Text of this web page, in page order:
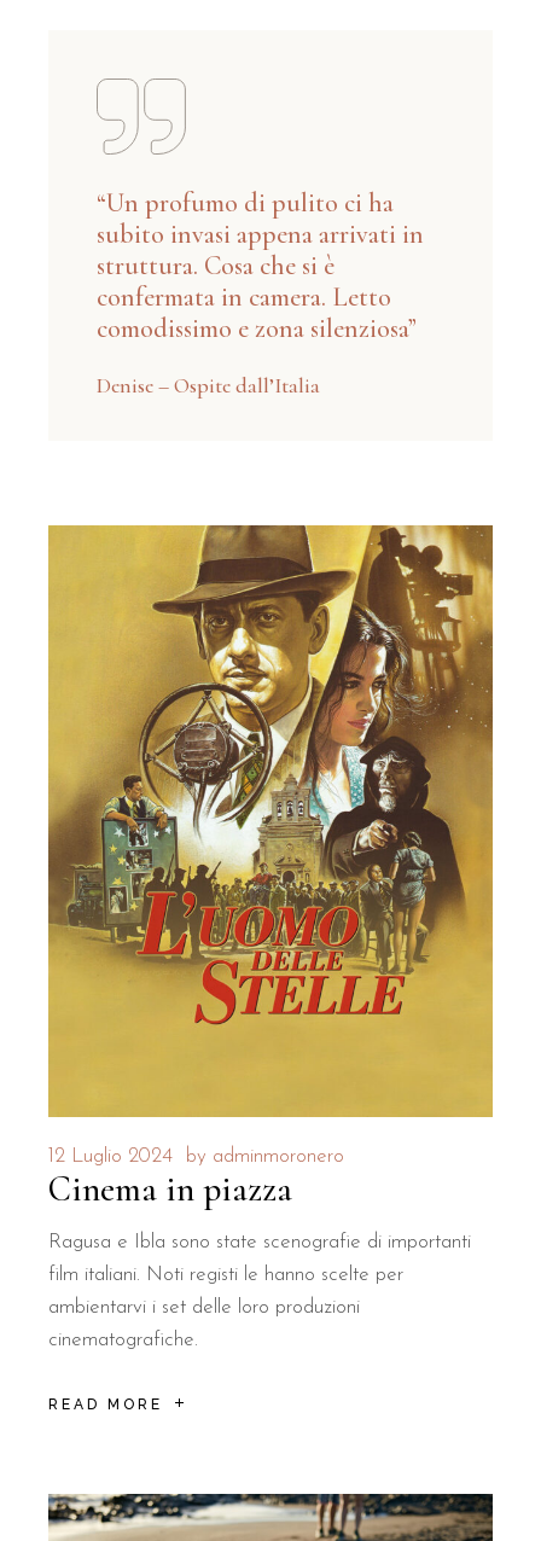
“Un profumo di pulito ci ha
subito invasi appena arrivati in
struttura. Cosa che si è
confermata in camera. Letto
comodissimo e zona silenziosa”
Denise – Ospite dall’Italia
12 Luglio 2024 by adminmoronero
Cinema in piazza
Ragusa e Ibla sono state scenografie di importanti
film italiani. Noti registi le hanno scelte per
ambientarvi i set delle loro produzioni
cinematografiche.
READ MORE